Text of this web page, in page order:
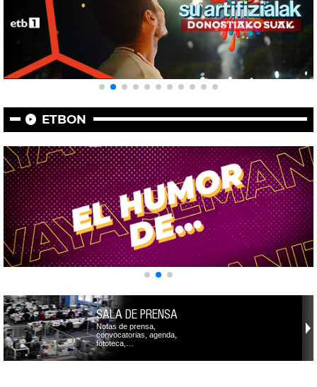
ETBON
SALA DE PRENSA
Notas de prensa,
convocatorias, agenda,
fototeca,…